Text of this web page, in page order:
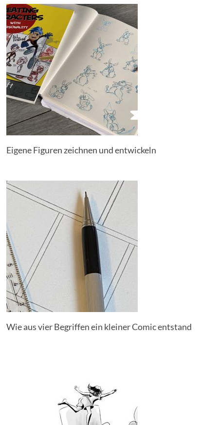
Eigene Figuren zeichnen und entwickeln
Wie aus vier Begriffen ein kleiner Comic entstand